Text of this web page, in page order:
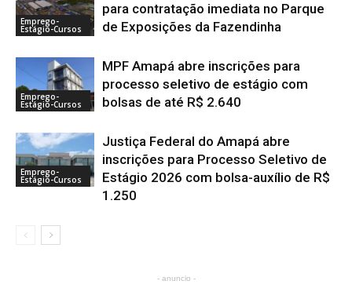
Emprego-
Estágio-Cursos
para contratação imediata no Parque
de Exposições da Fazendinha
Emprego-
Estágio-Cursos
MPF Amapá abre inscrições para
processo seletivo de estágio com
bolsas de até R$ 2.640
Emprego-
Estágio-Cursos
Justiça Federal do Amapá abre
inscrições para Processo Seletivo de
Estágio 2026 com bolsa-auxílio de R$
1.250
- anuncio -